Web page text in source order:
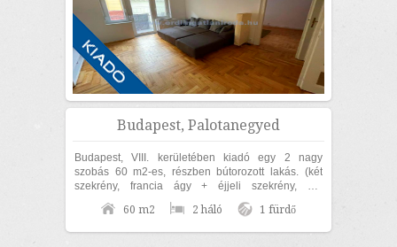
Budapest, Palotanegyed
Budapest, VIII. kerületében kiadó egy 2 nagy
szobás 60 m2-es, részben bútorozott lakás. (két
szekrény, francia ágy + éjjeli szekrény, ülő
garnitúra, étkező garnitúra). Az ingatlan...
60 m2 2 háló 1 fürdő